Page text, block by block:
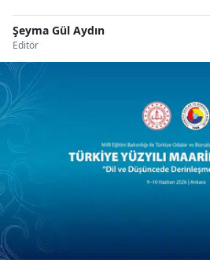
Şeyma Gül Aydın
Editör